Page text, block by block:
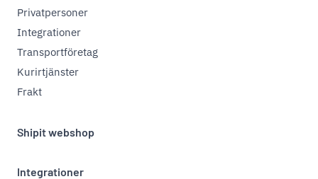
Privatpersoner
Integrationer
Transportföretag
Kurirtjänster
Frakt
Shipit webshop
Integrationer